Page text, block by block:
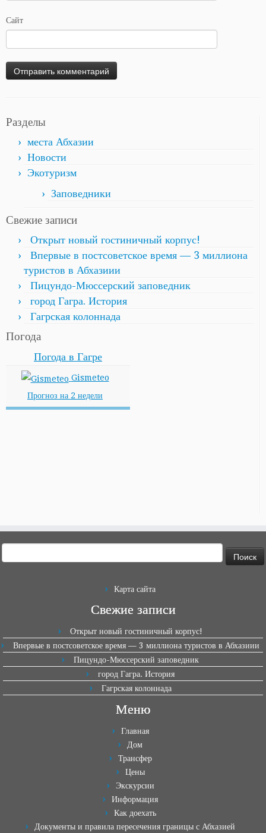
Сайт
Разделы
места Абхазии
Новости
Экотуризм
Заповедники
Свежие записи
Открыт новый гостиничный корпус!
Впервые в постсоветское время — 3 миллиона
туристов в Абхазиии
Пицундо-Мюссерский заповедник
город Гагра. История
Гагрская колоннада
Погода
Погода в Гагре
Gismeteo
Прогноз на 2 недели
Карта сайта
Свежие записи
Открыт новый гостиничный корпус!
Впервые в постсоветское время — 3 миллиона туристов в Абхазиии
Пицундо-Мюссерский заповедник
город Гагра. История
Гагрская колоннада
Меню
Главная
Дом
Трансфер
Цены
Экскурсии
Информация
Как доехать
Документы и правила пересечения границы с Абхазией